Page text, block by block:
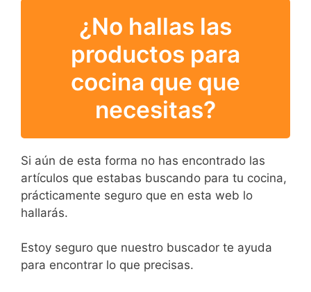
¿No hallas las
productos para
cocina que que
necesitas?
Si aún de esta forma no has encontrado las
artículos que estabas buscando para tu cocina,
prácticamente seguro que en esta web lo
hallarás.
Estoy seguro que nuestro buscador te ayuda
para encontrar lo que precisas.